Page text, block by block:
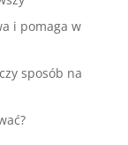
i pomaga w
sposób na